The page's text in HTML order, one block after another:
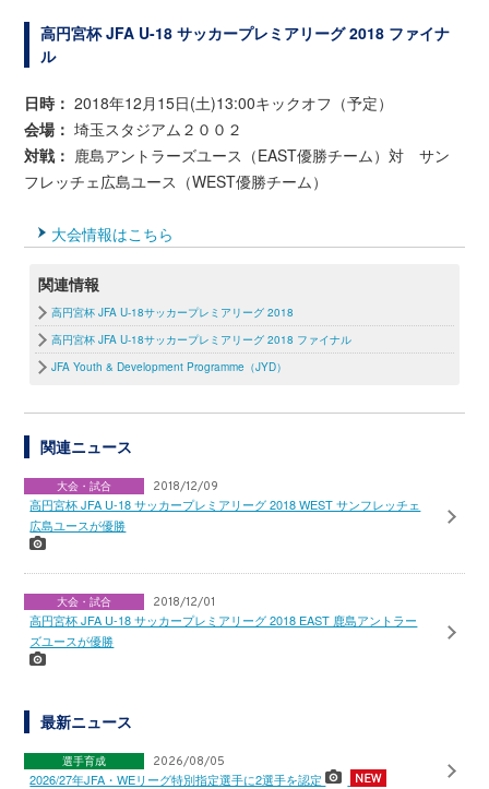
高円宮杯 JFA U-18 サッカープレミアリーグ 2018 ファイナ
ル
日時： 2018年12月15日(土)13:00キックオフ（予定）
会場： 埼玉スタジアム２００２
対戦： 鹿島アントラーズユース（EAST優勝チーム）対 サン
フレッチェ広島ユース（WEST優勝チーム）
大会情報はこちら
関連情報
高円宮杯 JFA U-18サッカープレミアリーグ 2018
高円宮杯 JFA U-18サッカープレミアリーグ 2018 ファイナル
JFA Youth & Development Programme（JYD）
関連ニュース
大会・試合 2018/12/09
高円宮杯 JFA U-18 サッカープレミアリーグ 2018 WEST サンフレッチェ
広島ユースが優勝
大会・試合 2018/12/01
高円宮杯 JFA U-18 サッカープレミアリーグ 2018 EAST 鹿島アントラー
ズユースが優勝
最新ニュース
選手育成 2026/08/05
2026/27年JFA・WEリーグ特別指定選手に2選手を認定